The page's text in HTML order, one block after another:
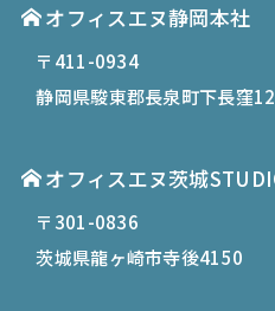
オフィスエヌ静岡本社
〒411-0934
静岡県駿東郡長泉町下長窪
オフィスエヌ茨城
〒301-0836
茨城県龍ヶ崎市寺後4150